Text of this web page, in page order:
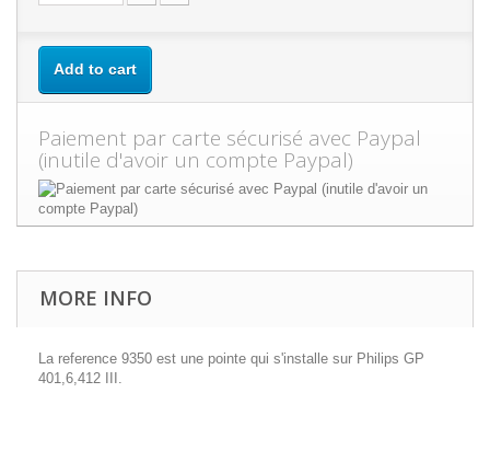
Add to cart
Paiement par carte sécurisé avec Paypal
(inutile d'avoir un compte Paypal)
MORE INFO
La reference 9350 est une pointe qui s'installe sur Philips GP
401,6,412 III.